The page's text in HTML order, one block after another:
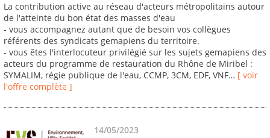
La contribution active au réseau d'acteurs métropolitains autour
de l'atteinte du bon état des masses d'eau
- vous accompagnez autant que de besoin vos collègues
référents des syndicats gemapiens du territoire.
- vous êtes l'interlocuteur privilégié sur les sujets gemapiens des
acteurs du programme de restauration du Rhône de Miribel :
SYMALIM, régie publique de l'eau, CCMP, 3CM, EDF, VNF… [ voir
l'offre complète ]
14/05/2023